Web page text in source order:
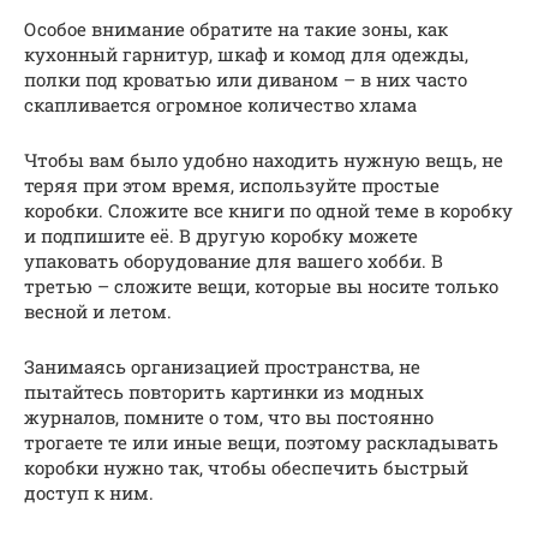
Особое внимание обратите на такие зоны, как
кухонный гарнитур, шкаф и комод для одежды,
полки под кроватью или диваном – в них часто
скапливается огромное количество хлама
Чтобы вам было удобно находить нужную вещь, не
теряя при этом время, используйте простые
коробки. Сложите все книги по одной теме в коробку
и подпишите её. В другую коробку можете
упаковать оборудование для вашего хобби. В
третью – сложите вещи, которые вы носите только
весной и летом.
Занимаясь организацией пространства, не
пытайтесь повторить картинки из модных
журналов, помните о том, что вы постоянно
трогаете те или иные вещи, поэтому раскладывать
коробки нужно так, чтобы обеспечить быстрый
доступ к ним.